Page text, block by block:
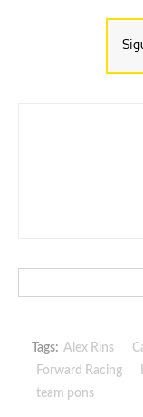
Tags: Alex Rins
Forward Racing
team pons